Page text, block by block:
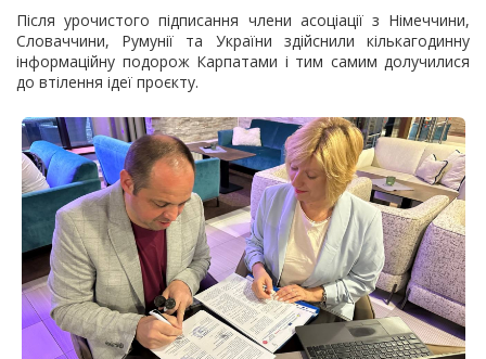
Після урочистого підписання члени асоціації з Німеччини,
Словаччини, Румунії та України здійснили кількагодинну
інформаційну подорож Карпатами і тим самим долучилися
до втілення ідеї проєкту.